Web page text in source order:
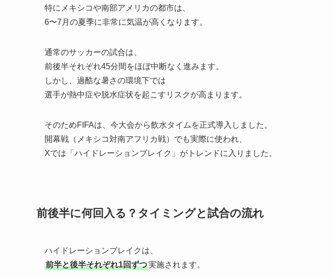
特にメキシコや南部アメリカの都市は、
6〜7月の夏季に非常に気温が高くなります。
通常のサッカーの試合は、
前後半それぞれ45分間をほぼ中断なく進みます。
しかし、過酷な暑さの環境下では
選手が熱中症や脱水症状を起こすリスクが高まります。
そのためFIFAは、今大会から飲水タイムを正式導入しました。
開幕戦（メキシコ対南アフリカ戦）でも実際に使われ、
Xでは「ハイドレーションブレイク」がトレンドに入りました。
前後半に何回入る？タイミングと試合の流れ
ハイドレーションブレイクは、
前半と後半それぞれ1回ずつ実施されます。